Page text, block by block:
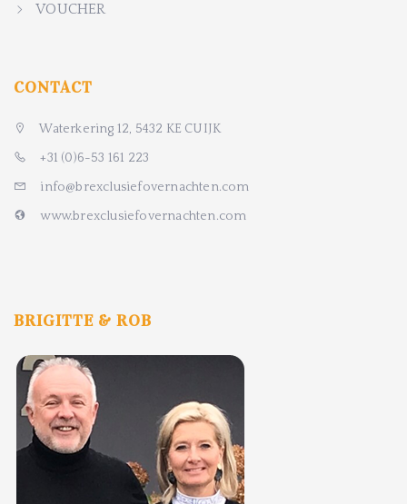
VOUCHER
CONTACT
Waterkering 12, 5432 KE CUIJK
+31 (0)6-53 161 223
info@brexclusiefovernachten.com
www.brexclusiefovernachten.com
BRIGITTE & ROB